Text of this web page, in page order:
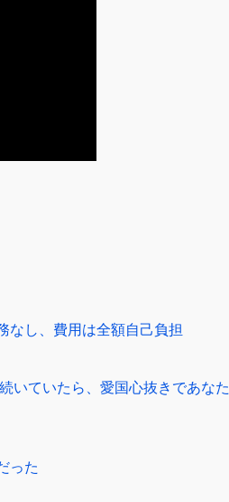
なし、費用は全額自己負担
いていたら、愛国心抜きであなた
った